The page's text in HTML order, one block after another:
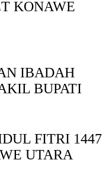
KONAWE
IBADAH
BUPATI
FITRI 1447
UTARA